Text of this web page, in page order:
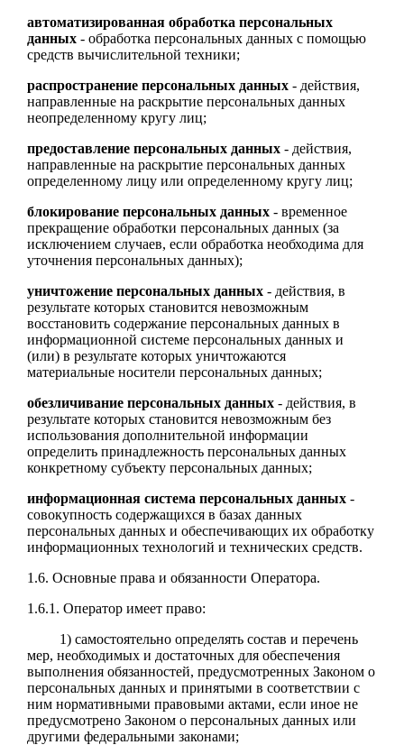
автоматизированная обработка персональных
данных - обработка персональных данных с помощью
средств вычислительной техники;
распространение персональных данных - действия,
направленные на раскрытие персональных данных
неопределенному кругу лиц;
предоставление персональных данных - действия,
направленные на раскрытие персональных данных
определенному лицу или определенному кругу лиц;
блокирование персональных данных - временное
прекращение обработки персональных данных (за
исключением случаев, если обработка необходима для
уточнения персональных данных);
уничтожение персональных данных - действия, в
результате которых становится невозможным
восстановить содержание персональных данных в
информационной системе персональных данных и
(или) в результате которых уничтожаются
материальные носители персональных данных;
обезличивание персональных данных - действия, в
результате которых становится невозможным без
использования дополнительной информации
определить принадлежность персональных данных
конкретному субъекту персональных данных;
информационная система персональных данных -
совокупность содержащихся в базах данных
персональных данных и обеспечивающих их обработку
информационных технологий и технических средств.
1.6. Основные права и обязанности Оператора.
1.6.1. Оператор имеет право:
1) самостоятельно определять состав и перечень
мер, необходимых и достаточных для обеспечения
выполнения обязанностей, предусмотренных Законом о
персональных данных и принятыми в соответствии с
ним нормативными правовыми актами, если иное не
предусмотрено Законом о персональных данных или
другими федеральными законами;